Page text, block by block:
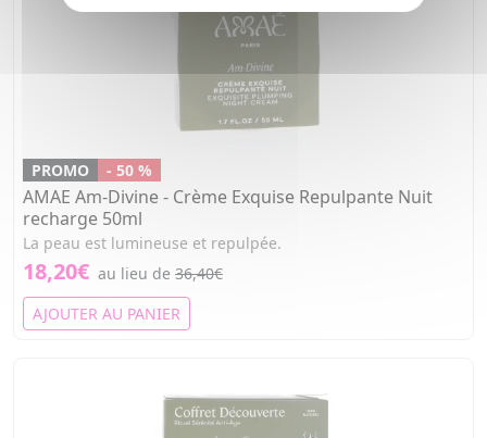
PROMO - 50 %
AMAE Am-Divine - Crème Exquise Repulpante Nuit
recharge 50ml
La peau est lumineuse et repulpée.
18,20€ au lieu de 36,40€
AJOUTER AU PANIER